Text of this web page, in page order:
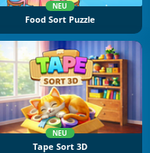
NEU
Food Sort Puzzle
NEU
Tape Sort 3D